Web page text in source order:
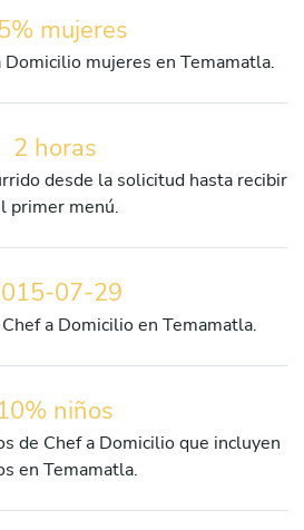
mujeres
Domicilio mujeres en Temamatla.
2 horas
desde la solicitud hasta recibir
primer menú.
07-29
a Domicilio en Temamatla.
niños
de Chef a Domicilio que incluyen
en Temamatla.